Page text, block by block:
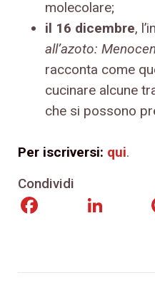
molecolare;
il 16 dicembre,
all’azoto:
racconta come
cucinare alcune
che si possono
Per iscriversi: qui.
Condividi
Facebook